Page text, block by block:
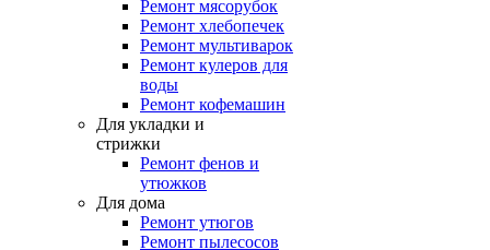
Ремонт мясорубок
Ремонт хлебопечек
Ремонт мультиварок
Ремонт кулеров для
воды
Ремонт кофемашин
Для укладки и
стрижки
Ремонт фенов и
утюжков
Для дома
Ремонт утюгов
Ремонт пылесосов